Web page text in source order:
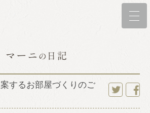
するお部屋づくりのご